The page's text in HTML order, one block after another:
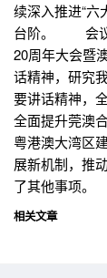
续深入推进“六
台阶。 会议
20周年大会暨
话精神，研究
要讲话精神，
全面提升莞澳
粤港澳大湾区
展新机制，
了其他事项。
相关文章